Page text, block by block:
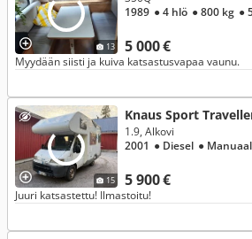
13 5 000 €
1989 ● 4 hlö ● 800 kg ●
Myydään siisti ja kuiva katsastusvapaa vaunu.
15
Knaus Sport
5 900 €
1.9, Alkovi
2001 ● Diesel ●
Juuri katsastettu! Ilmastoitu!